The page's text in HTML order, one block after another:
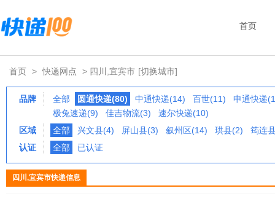
首页
首页 > 快递网点 > 四川,宜宾市 [切换城市]
品牌 全部 圆通快递(80) 中通快递(14) 百世(11)
申通快递
极兔速递(9)
佳吉物流(3)
速尔快递(10)
区域
全部 兴文县(4) 屏山县(3) 叙州区(14) 珙县(2)
筠连
认证
全部 已认证
四川,宜宾市快递信息